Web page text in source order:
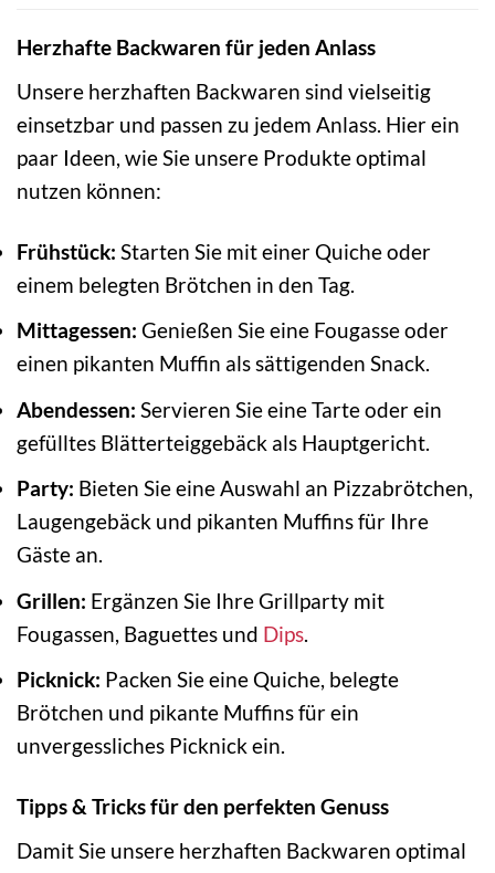
Herzhafte Backwaren für jeden Anlass
Unsere herzhaften Backwaren sind vielseitig
einsetzbar und passen zu jedem Anlass. Hier ein
paar Ideen, wie Sie unsere Produkte optimal
nutzen können:
Frühstück: Starten Sie mit einer Quiche oder
einem belegten Brötchen in den Tag.
Mittagessen: Genießen Sie eine Fougasse oder
einen pikanten Muffin als sättigenden Snack.
Abendessen: Servieren Sie eine Tarte oder ein
gefülltes Blätterteiggebäck als Hauptgericht.
Party: Bieten Sie eine Auswahl an Pizzabrötchen,
Laugengebäck und pikanten Muffins für Ihre
Gäste an.
Grillen: Ergänzen Sie Ihre Grillparty mit
Fougassen, Baguettes und Dips
Picknick: Packen Sie eine Quiche, belegte
Brötchen und pikante Muffins für ein
unvergessliches Picknick ein.
Tipps & Tricks für den perfekten Genuss
Damit Sie unsere herzhaften Backwaren optimal